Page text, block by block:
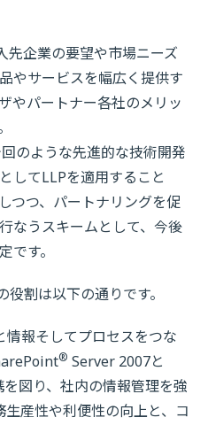
企業の要望や市場ニーズ
やサービスを幅広く提供す
やパートナー各社のメリッ
のような先進的な技術開発
してLLPを適用すること
つつ、パートナリングを促
なうスキームとして、今後
です。
割は以下の通りです。
情報そしてプロセスをつな
® Server 2007と
図り、社内の情報管理を強
産性や利便性の向上と、コ